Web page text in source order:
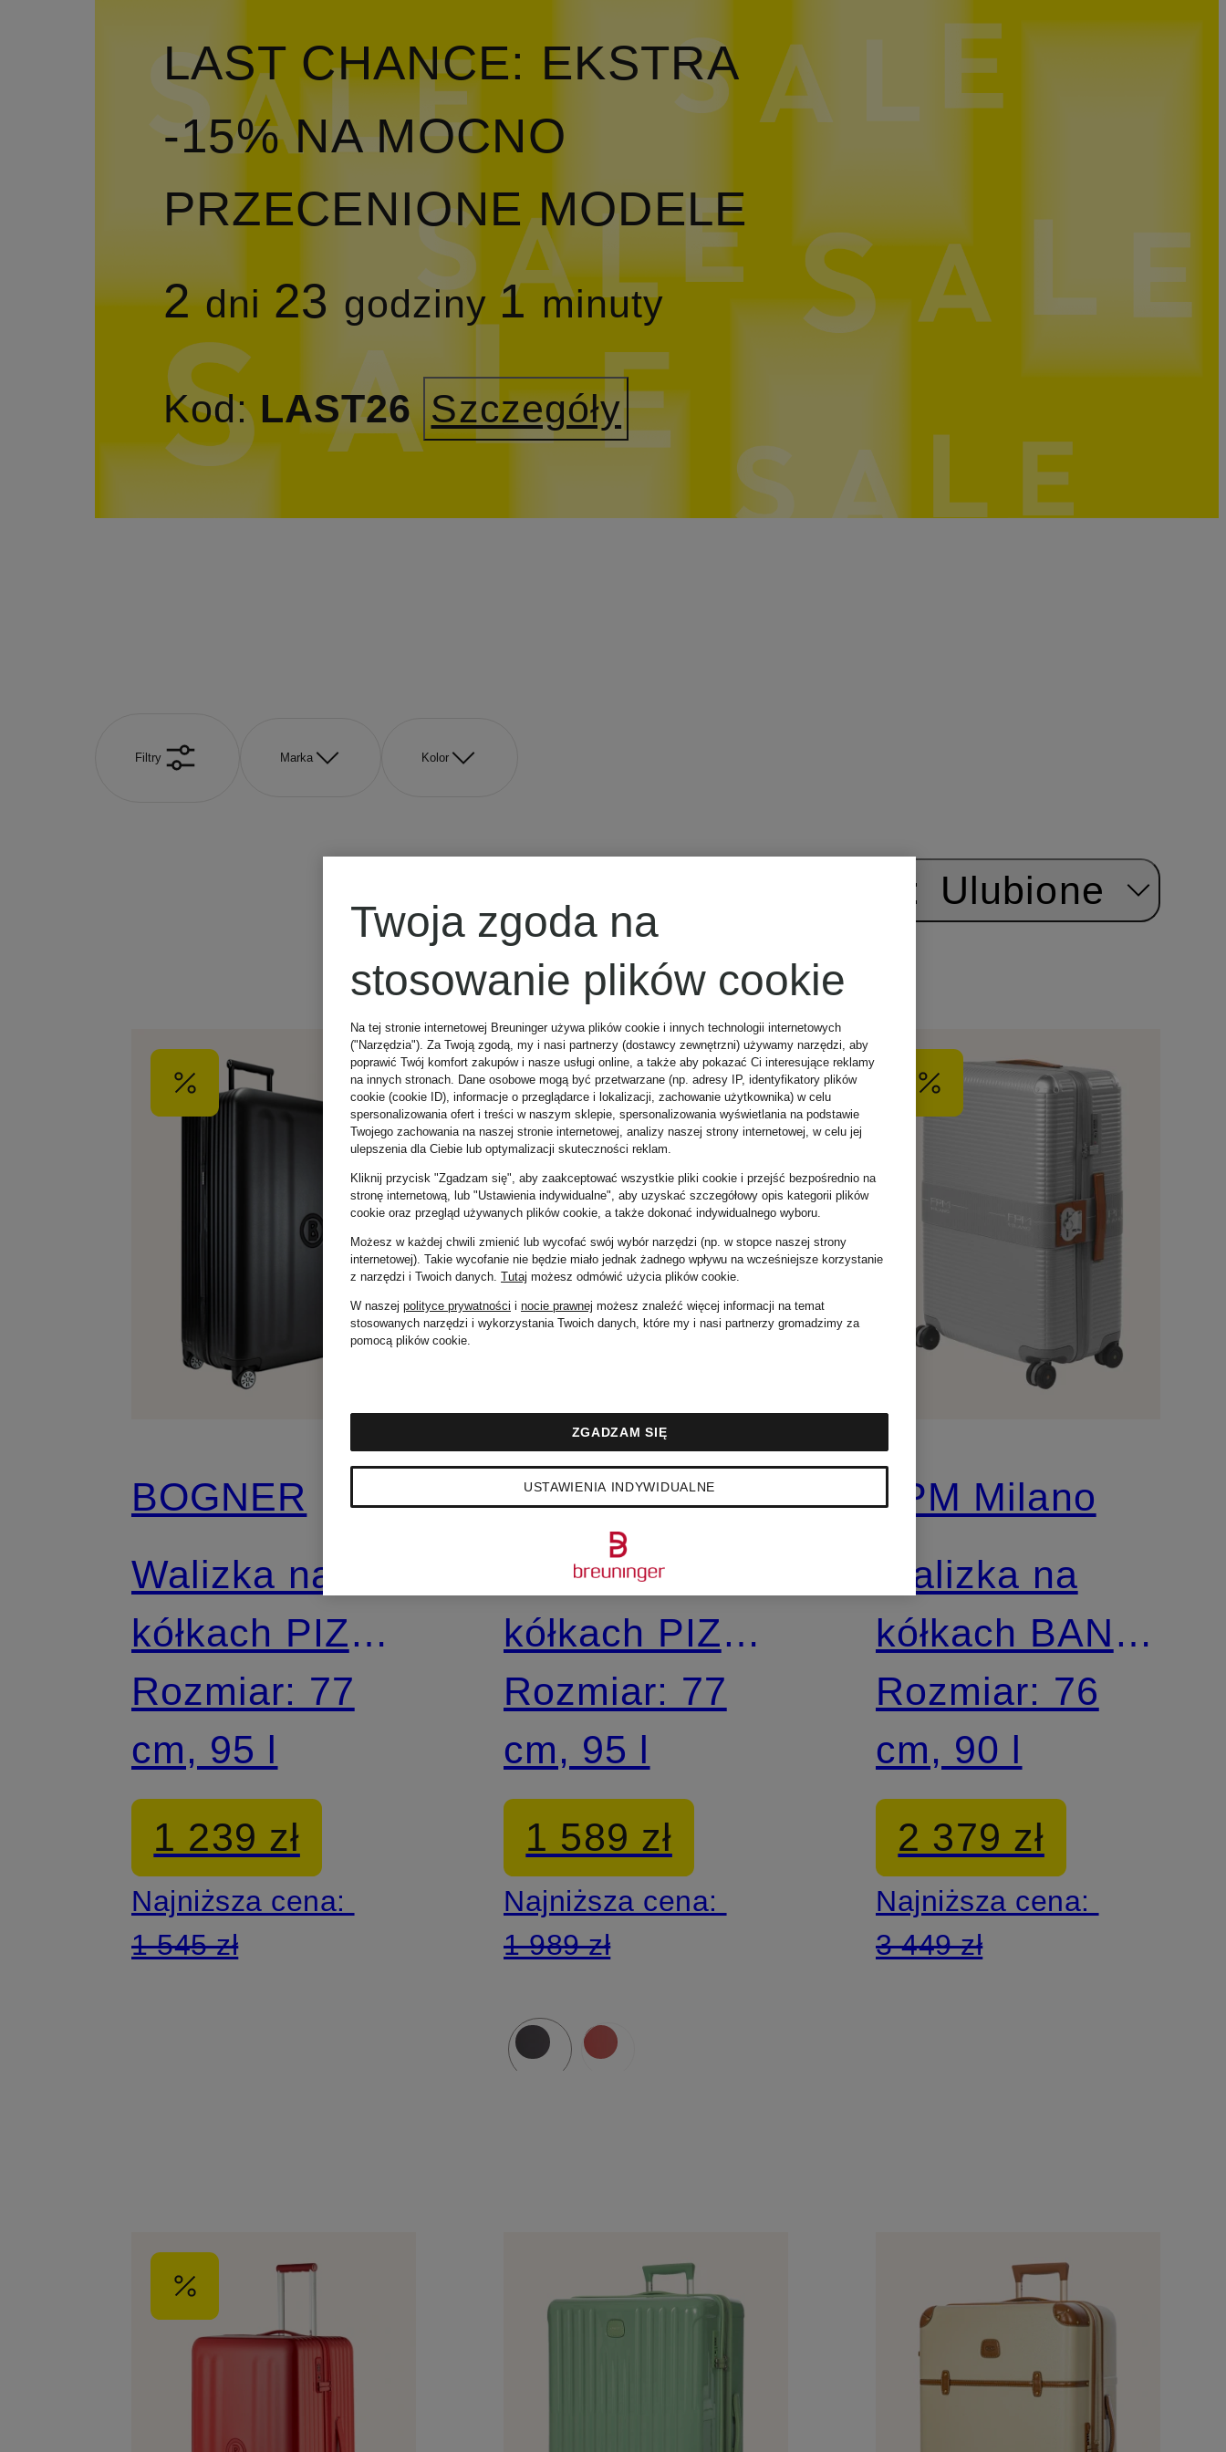
LAST CHANCE: EKSTRA
-15% NA MOCNO
PRZECENIONE MODELE
2dni 23 godziny 1minuty
Kod: LAST26 Szczegóły
Filtry Marka Kolor
Sortuj wg: Ulubione
BOGNER
Walizka na
kółkach PIZ
TAMARO C75
Rozmiar: 77
cm, 95 l
1 239 zł
Najniższa cena:
1 545 zł
BOGNER
Walizka na
kółkach PIZ
C75
Rozmiar: 77
cm, 95 l
1 589 zł
Najniższa cena:
1 989 zł
FPM Milano
Walizka na
kółkach BANK
ZIP DLX
SPINNER 76
Rozmiar: 76
cm, 90 l
2 379 zł
Najniższa cena:
3 449 zł
Twoja zgoda na
stosowanie plików cookie
Na tej stronie internetowej Breuninger używa plików cookie i innych technologii internetowych
("Narzędzia"). Za Twoją zgodą, my i nasi partnerzy (dostawcy zewnętrzni) używamy narzędzi, aby
poprawić Twój komfort zakupów i nasze usługi online, a także aby pokazać Ci interesujące reklamy
na innych stronach. Dane osobowe mogą być przetwarzane (np. adresy IP, identyfikatory plików
cookie (cookie ID), informacje o przeglądarce i lokalizacji, zachowanie użytkownika) w celu
spersonalizowania ofert i treści w naszym sklepie, spersonalizowania wyświetlania na podstawie
Twojego zachowania na naszej stronie internetowej, analizy naszej strony internetowej, w celu jej
ulepszenia dla Ciebie lub optymalizacji skuteczności reklam.
Kliknij przycisk "Zgadzam się", aby zaakceptować wszystkie pliki cookie i przejść bezpośrednio na
stronę internetową, lub "Ustawienia indywidualne", aby uzyskać szczegółowy opis kategorii plików
cookie oraz przegląd używanych plików cookie, a także dokonać indywidualnego wyboru.
Możesz w każdej chwili zmienić lub wycofać swój wybór narzędzi (np. w stopce naszej strony
internetowej). Takie wycofanie nie będzie miało jednak żadnego wpływu na wcześniejsze korzystanie
z narzędzi i Twoich danych. Tutaj możesz odmówić użycia plików cookie.
W naszej polityce prywatności i nocie prawnej możesz znaleźć więcej informacji na temat
stosowanych narzędzi i wykorzystania Twoich danych, które my i nasi partnerzy gromadzimy za
pomocą plików cookie.
USTAWIENIA INDYWIDUALNE
ZGADZAM SIĘ